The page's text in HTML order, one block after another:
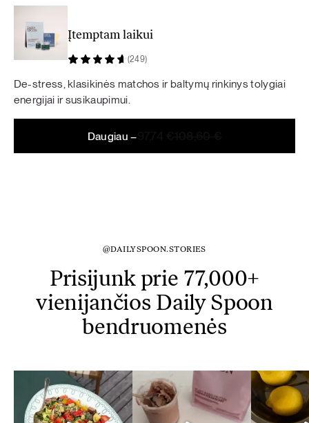
Įtemptam laikui
(249)
De-stress, klasikinės matchos ir baltymų rinkinys tolygiai
energijai ir susikaupimui.
Daugiau – 108,60 €
Original
price
€
Current
price
@DAILYSPOON.STORIES
Prisijunk prie 77,000+
vienijančios Daily Spoon
bendruomenės